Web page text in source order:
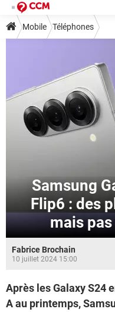
Mobile Téléphones
Samsung
Flip6 : des
mais
Fabrice Brochain
10 juillet 2024 15:00
Après les Galaxy S24
A au printemps,